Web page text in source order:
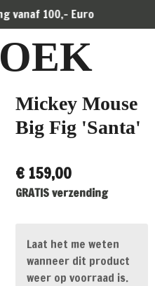
vanaf 100,- Euro
Mickey Mouse
Big Fig 'Santa'
€ 159,00
GRATIS verzending
Laat het me weten
wanneer dit product
weer op voorraad is.